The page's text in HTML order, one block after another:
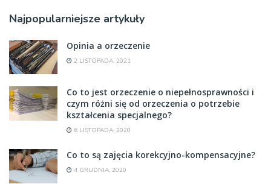
Najpopularniejsze artykuły
Opinia a orzeczenie
2 LISTOPADA, 2021
Co to jest orzeczenie o niepełnosprawności i
czym różni się od orzeczenia o potrzebie
kształcenia specjalnego?
6 LISTOPADA, 2020
Co to są zajęcia korekcyjno-kompensacyjne?
4 GRUDNIA, 2020